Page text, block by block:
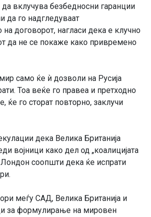
вклучува безбедносни гаранции
да го надгледуваат
договорот, нагласи дека е клучно
да не се покаже како привремено
само ќе ѝ дозволи на Русија
Тоа веќе го правеа и претходно
ќе го сторат повторно, заклучи
дека Велика Британија
војници како дел од „коалицијата
Лондон соопшти дека ќе испрати
меѓу САД, Велика Британија и
за формулирање на мировен